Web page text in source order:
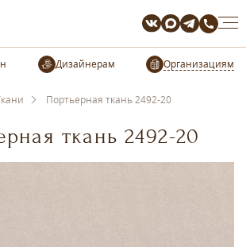
Организациям
Портьерная ткань 2492-20
ткань 2492-20